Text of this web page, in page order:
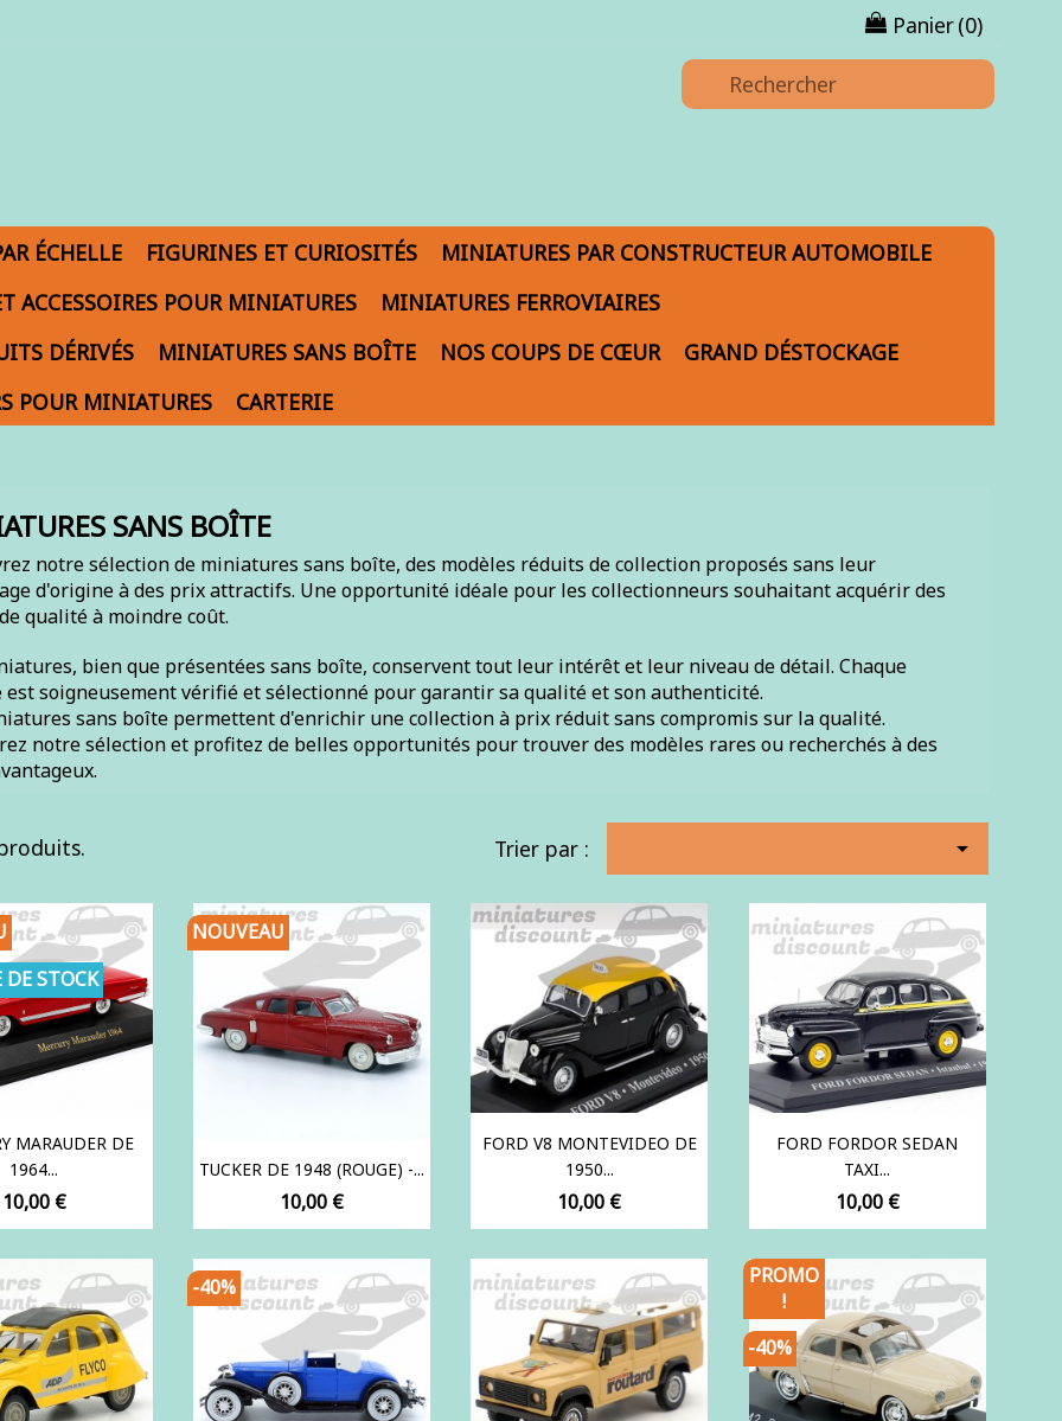
Panier(0)
ÉCHELLE FIGURINES ET CURIOSITÉS
MINIATURES PAR CONSTRUCTEUR AUTOMOBILE
ACCESSOIRES POUR MINIATURES
MINIATURES FERROVIAIRES
DÉRIVÉS
MINIATURES SANS BOÎTE NOS COUPS DE CŒUR
GRAND DÉSTOCKAGE
POUR MINIATURES
CARTERIE
SANS BOÎTE
notre sélection de miniatures sans boîte, des modèles réduits de collection proposés sans leur
d'origine à des prix attractifs. Une opportunité idéale pour les collectionneurs souhaitant acquérir des
qualité à moindre coût.
bien que présentées sans boîte, conservent tout leur intérêt et leur niveau de détail. Chaque
est soigneusement vérifié et sélectionné pour garantir sa qualité et son authenticité.
sans boîte permettent d'enrichir une collection à prix réduit sans compromis sur la qualité.
notre sélection et profitez de belles opportunités pour trouver des modèles rares ou recherchés à des
Trier par : 
MARAUDER DE
1964...
Prix
10,00 €
STOCK
TUCKER DE 1948 (ROUGE) -...
Prix
10,00 €
NOUVEAU
FORD V8 MONTEVIDEO DE
1950...
Prix
10,00 €
FORD FORDOR SEDAN
TAXI...
Prix
10,00 €
-40%
PROMO
!
-40%